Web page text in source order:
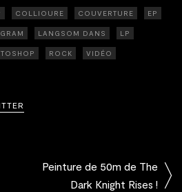
COLLIOURE COUVERTURE EP
LANGSOM DANS LP
ROCK VIDÉO
Peinture de 50m de The
Dark Knight Rises !